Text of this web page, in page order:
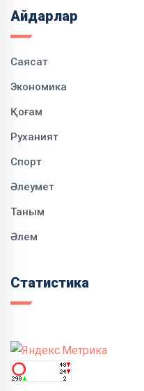
Айдарлар
Саясат
Экономика
Қоғам
Руханият
Спорт
Әлеумет
Таным
Әлем
Статистика